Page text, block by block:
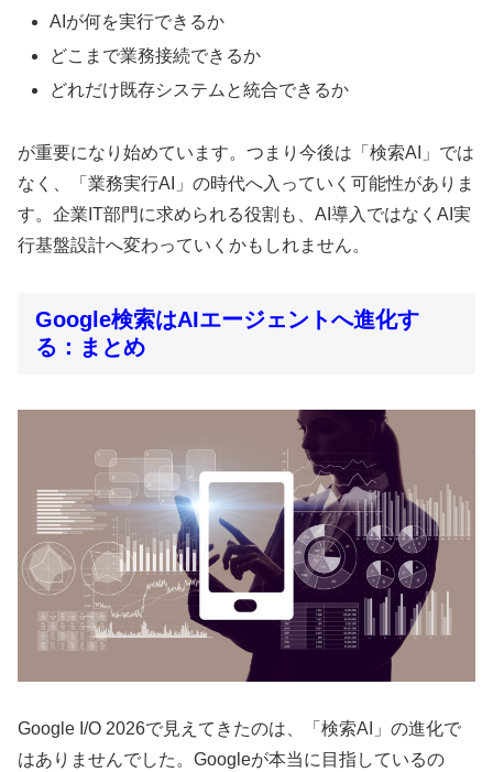
AIが何を実行できるか
どこまで業務接続できるか
どれだけ既存システムと統合できるか
が重要になり始めています。つまり今後は「検索AI」では
なく、「業務実行AI」の時代へ入っていく可能性がありま
す。企業IT部門に求められる役割も、AI導入ではなくAI実
行基盤設計へ変わっていくかもしれません。
Google検索はAIエージェントへ進化す
る：まとめ
Google I/O 2026で見えてきたのは、「検索AI」の進化で
はありませんでした。Googleが本当に目指しているの